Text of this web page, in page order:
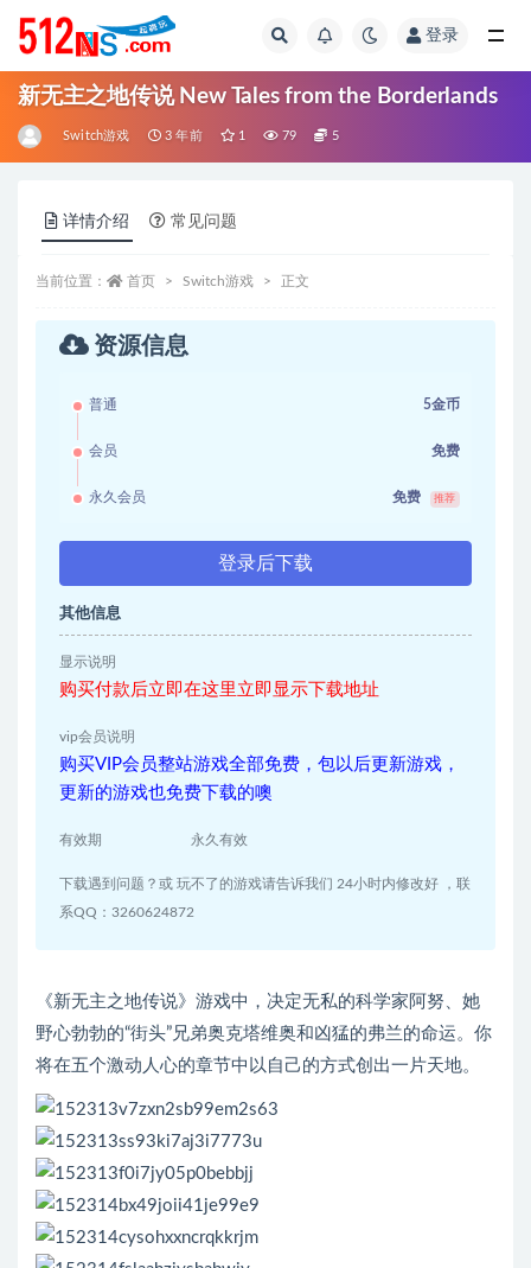
登录
新无主之地传说 New Tales from the Borderlands
Switch游戏 3 年前 1 79 5
详情介绍 常见问题
当前位置： 首页 Switch游戏 正文
资源信息
普通 5金币
会员 免费
永久会员 免费 推荐
登录后下载
其他信息
显示说明
购买付款后立即在这里立即显示下载地址
vip会员说明
购买VIP会员整站游戏全部免费，包以后更新游戏，
更新的游戏也免费下载的噢
有效期 永久有效
下载遇到问题？或 玩不了的游戏请告诉我们 24小时内修改好 ，联
系QQ：3260624872
《新无主之地传说》游戏中，决定无私的科学家阿努、她
野心勃勃的“街头”兄弟奥克塔维奥和凶猛的弗兰的命运。你
将在五个激动人心的章节中以自己的方式创出一片天地。